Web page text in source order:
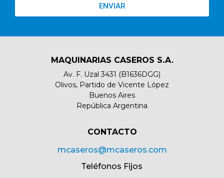
ENVIAR
MAQUINARIAS CASEROS S.A.
Av. F. Uzal 3431 (B1636DGG)
Olivos, Partido de Vicente López
Buenos Aires
República Argentina
CONTACTO​
mcaseros@mcaseros.com
Teléfonos Fijos